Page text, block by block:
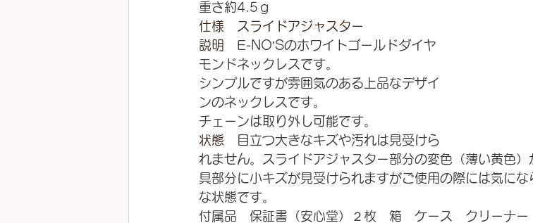
重さ約4.5ｇ
仕様　スライドアジャスター
説明 E-NO’Sのホワイトゴールドダイヤ
モンドネックレスです。
シンプルですが雰囲気のある上品なデザイ
ンのネックレスです。
チェーンは取り外し可能です。
状態
目立つ大きなキズや汚れは見受けら
れません。スライドアジャスター部分の変色（薄い黄色
具部分に小キズが見受けられますがご使用の際には気に
な状態です。
付属品　保証書（安心堂）２枚　箱　ケース　クリーナ